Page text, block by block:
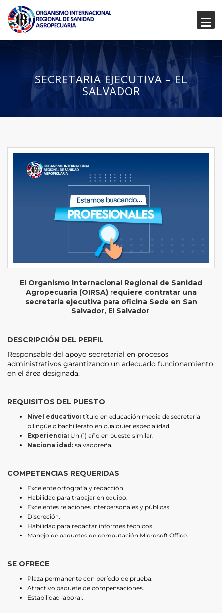
SECRETARIA EJECUTIVA – EL
SALVADOR
El Organismo Internacional Regional de Sanidad
Agropecuaria (OIRSA) requiere contratar una
secretaria ejecutiva para oficina Sede en San
Salvador, El Salvador.
DESCRIPCIÓN DEL PERFIL
Responsable del apoyo secretarial en procesos
administrativos garantizando un adecuado funcionamiento
en el área designada.
REQUISITOS DEL PUESTO
Nivel educativo: título en educación media de secretaria
bilingüe o bachillerato en cualquier especialidad.
Experiencia: Un (1) año en puesto similar.
Nacionalidad: salvadoreña.
COMPETENCIAS REQUERIDAS
Excelente ortografía y redacción.
Habilidad para trabajar en equipo.
Excelentes relaciones interpersonales y públicas.
Discreción.
Habilidad para redactar informes técnicos.
Manejo de paquetes de computación Microsoft Office.
SE OFRECE
Plaza permanente con período de prueba.
Atractivo paquete de compensaciones.
Estabilidad laboral.